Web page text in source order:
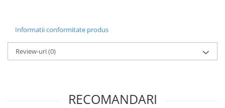
Informatii conformitate produs
Review-uri(0)
RECOMANDARI